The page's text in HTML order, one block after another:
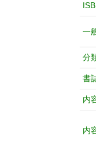
一
分
書
内
内